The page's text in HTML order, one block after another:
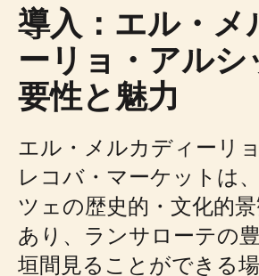
導入：エル・メ
ーリョ・アル
要性と魅力
エル・メルカディーリ
レコバ・マーケットは
ツェの歴史的・文化的
あり、ランサローテの
垣間見ることができる